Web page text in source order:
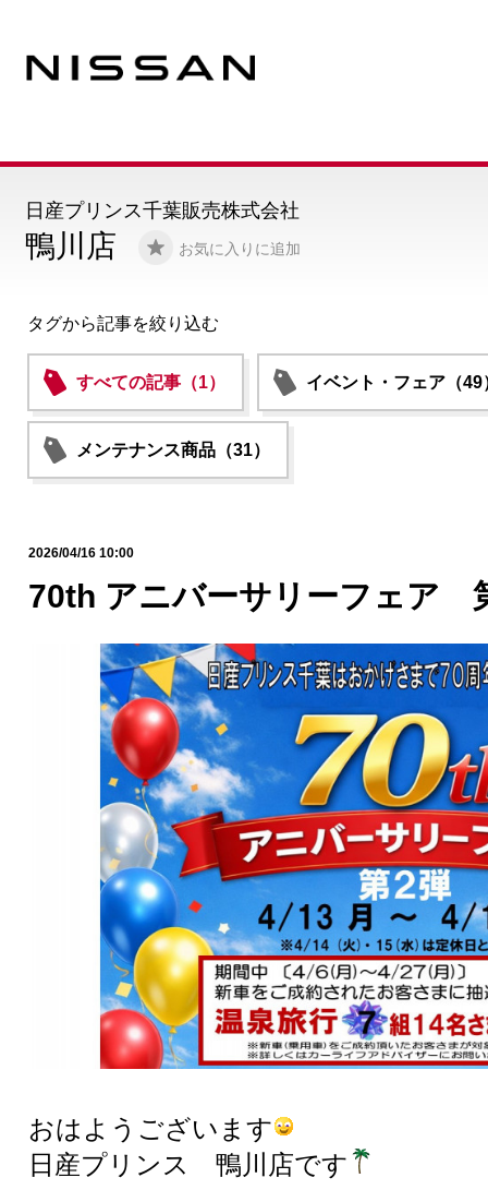
鴨川店 お気に入りに追加
日産プリンス千葉販売株式会社
タグから記事を絞り込む
すべての記事（1） イベント・フェア（49
メンテナンス商品（31）
2026/04/16 10:00
70th アニバーサリーフェア
おはようございます
日産プリンス 鴨川店です